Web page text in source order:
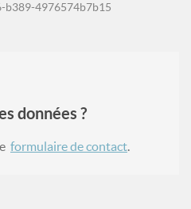
b389-4976574b7b15
données ?
formulaire de contact.